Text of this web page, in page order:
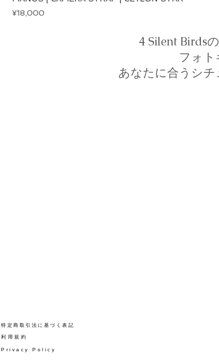
Price
¥18,000
4 Silent Birds
フォ
あなたに合うシ
​特定商取引法に基づく表記
​利用規約
Privacy Policy